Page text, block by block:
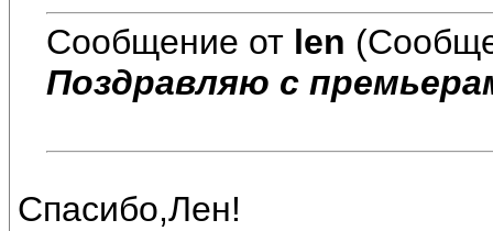
Сообщение от len
Поздравляю с
Спасибо,Лен!